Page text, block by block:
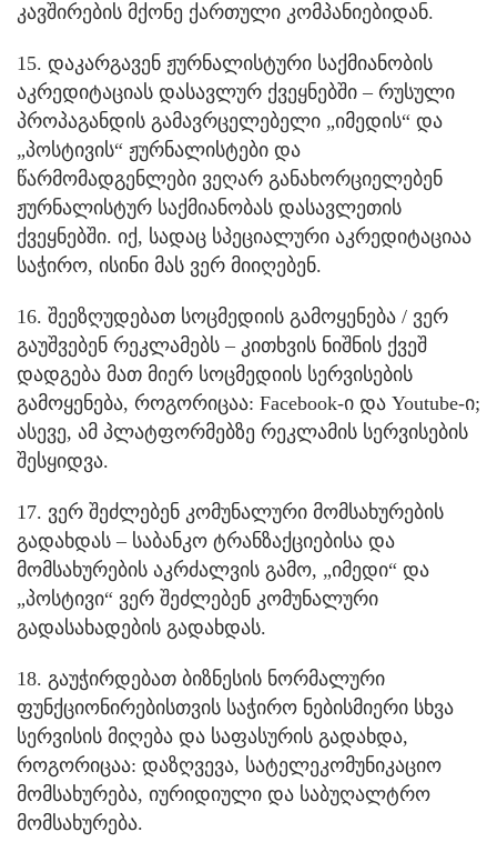
კავშირების მქონე ქართული კომპანიებიდან.
15. დაკარგავენ ჟურნალისტური საქმიანობის
აკრედიტაციას დასავლურ ქვეყნებში – რუსული
პროპაგანდის გამავრცელებელი „იმედის“ და
„პოსტივის“ ჟურნალისტები და
წარმომადგენლები ვეღარ განახორციელებენ
ჟურნალისტურ საქმიანობას დასავლეთის
ქვეყნებში. იქ, სადაც სპეციალური აკრედიტაციაა
საჭირო, ისინი მას ვერ მიიღებენ.
16. შეეზღუდებათ სოცმედიის გამოყენება / ვერ
გაუშვებენ რეკლამებს – კითხვის ნიშნის ქვეშ
დადგება მათ მიერ სოცმედიის სერვისების
გამოყენება, როგორიცაა: Facebook-ი და Youtube-ი;
ასევე, ამ პლატფორმებზე რეკლამის სერვისების
შესყიდვა.
17. ვერ შეძლებენ კომუნალური მომსახურების
გადახდას – საბანკო ტრანზაქციებისა და
მომსახურების აკრძალვის გამო, „იმედი“ და
„პოსტივი“ ვერ შეძლებენ კომუნალური
გადასახადების გადახდას.
18. გაუჭირდებათ ბიზნესის ნორმალური
ფუნქციონირებისთვის საჭირო ნებისმიერი სხვა
სერვისის მიღება და საფასურის გადახდა,
როგორიცაა: დაზღვევა, სატელეკომუნიკაციო
მომსახურება, იურიდიული და საბუღალტრო
მომსახურება.